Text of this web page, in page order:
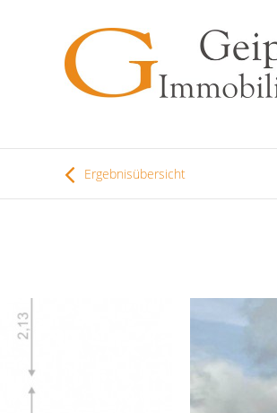
Ergebnisübersicht